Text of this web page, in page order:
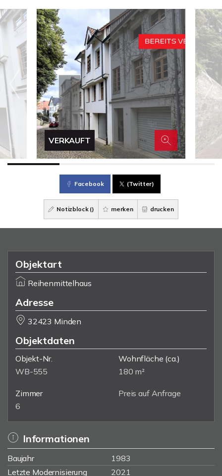
VERKAUFT
Facebook (Twitter)
Notizblock () merken drucken
Objektart
Reihenmittelhaus
Adresse
32423 Minden
Objektdaten
Objekt-Nr.
WB-555
Wohnfläche (ca.)
180 m²
Zimmer
6
Preis auf Anfrage
Informationen
Baujahr
1983
Letzte Modernisierung
2021